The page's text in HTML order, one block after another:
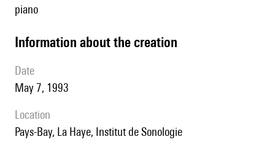
piano
information about the creation
date
May 7, 1993
location
Pays-Bay, La Haye, Institut de Sonologie